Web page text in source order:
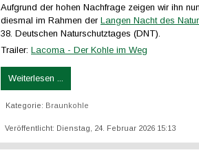
Aufgrund der hohen Nachfrage zeigen wir ihn
diesmal im Rahmen der Langen Nacht des
38. Deutschen Naturschutztages (DNT).
Trailer: Lacoma - Der Kohle im Weg
Weiterlesen ...
Kategorie: Braunkohle
Veröffentlicht: Dienstag, 24. Februar 2026 15:13